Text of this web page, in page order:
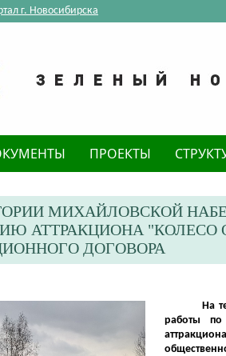
г. Новосибирска
ПРОЕКТЫ
МИХАЙЛОВСКОЙ
АТТРАКЦИОНА "КОЛЕСО
ДОГОВОРА
На
работы по